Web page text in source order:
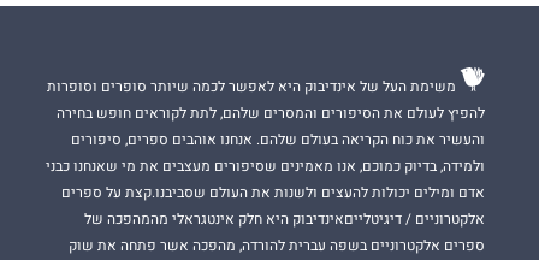
משימת העל של אינדיבוק היא לאפשר לכמה שיותר סופרים וסופרות
להפיץ לעולם את הסיפורים והמסרים שלהם, לתת לקוראים חופש בחירה
והעשיר את כוח הקריאה בעולם שלהם. אנחנו אוהבים ספרים, סיפורים
ולמידה, בדיוק כמוכם, אנו מאמינים שסיפורים מעצבים את מי שאנחנו כבני
אדם ומילים יכולות להעצים ולשנות את העולם שסביבנו.קצת על ספרים
אלקטרוניים / דיגיטלייםאינדיבוק היא חלק אינטגראלי מהמהפכה של
ספרים אלקטרוניים בשפה עברית להורדה, מהפכה אשר פתחה את שוק